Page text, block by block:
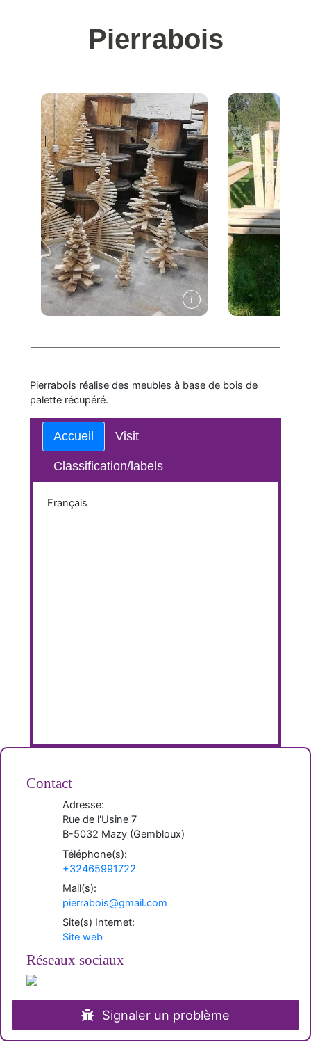
Pierrabois
Contact
Adresse:
Rue de l'Usine 7
B-5032 Mazy (Gembloux)
Téléphone(s):
+32465991722
Mail(s):
pierrabois@gmail.com
Site(s) Internet:
Site web
Réseaux sociaux
Signaler un problème
Pierrabois réalise des meubles à base de bois de
palette récupéré.
Accueil Visit
Classification/labels
Français